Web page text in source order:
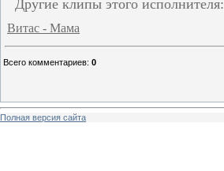
Другие клипы этого исполнителя:
Витас - Мама
Всего комментариев: 0
Полная версия сайта